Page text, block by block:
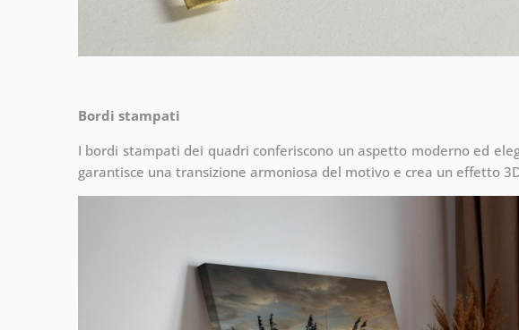
Bordi stampati
I bordi stampati dei quadri conferiscono un aspetto moderno ed
garantisce una transizione armoniosa del motivo e crea un effetto